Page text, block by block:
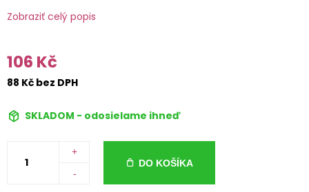
Zobraziť celý popis
106 Kč
88 Kč bez DPH
SKLADOM - odosielame ihneď
+
-
DO KOŠÍKA